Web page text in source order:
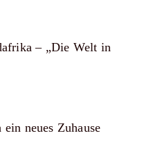
– „Die Welt in
ein neues Zuhause